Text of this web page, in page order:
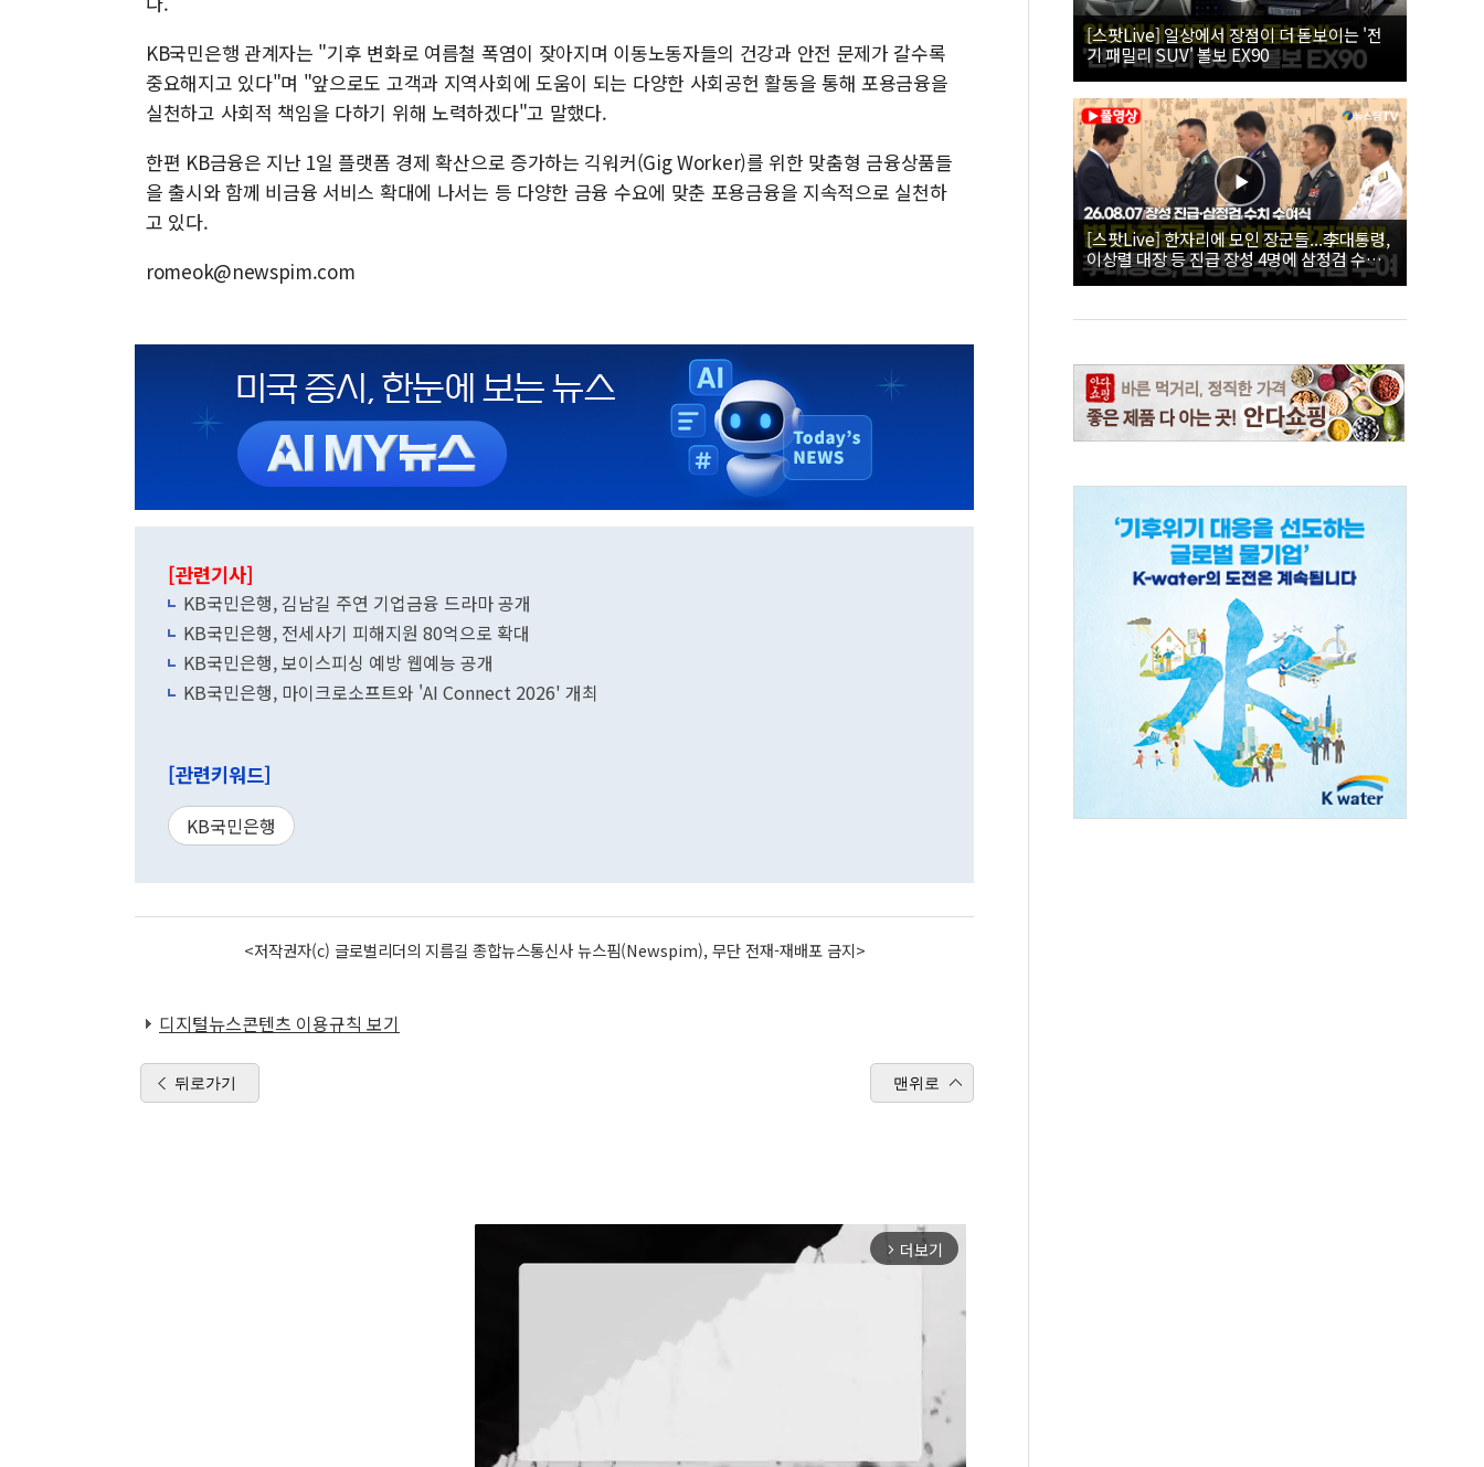
KB국민은행 관계자는 "기후 변화로 여름철 폭염이 잦아지며 이동노동자들의 건강과 안전 문제가 갈수록
중요해지고 있다"며 "앞으로도 고객과 지역사회에 도움이 되는 다양한 사회공헌 활동을 통해 포용금융을
실천하고 사회적 책임을 다하기 위해 노력하겠다"고 말했다.
한편 KB금융은 지난 1일 플랫폼 경제 확산으로 증가하는 긱워커(Gig Worker)를 위한 맞춤형 금융상품들
을 출시와 함께 비금융 서비스 확대에 나서는 등 다양한 금융 수요에 맞춘 포용금융을 지속적으로 실천하
고 있다.
romeok@newspim.com
[관련기사]
KB국민은행, 김남길 주연 기업금융 드라마 공개
KB국민은행, 전세사기 피해지원 80억으로 확대
KB국민은행, 보이스피싱 예방 웹예능 공개
KB국민은행, 마이크로소프트와 'AI Connect 2026' 개최
[관련키워드]
KB국민은행
<저작권자(c) 글로벌리더의 지름길 종합뉴스통신사 뉴스핌(Newspim), 무단 전재-재배포 금지>
디지털뉴스콘텐츠 이용규칙 보기
뒤로가기 맨위로
arrow_forward_ios 더보기
[스팟Live] 일상에서 장점이 더 돋보이는 '전
기 패밀리 SUV' 볼보 EX90
[스팟Live] 한자리에 모인 장군들...李대통령,
이상렬 대장 등 진급 장성 4명에 삼정검 수치
직접 수여｜26.08.07 장성 진급·삼정검 수치